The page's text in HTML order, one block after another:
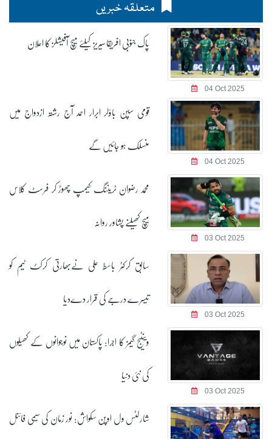
متعلقہ خبریں
04 Oct 2025
پاک جنوبی افریقا سیریز کیلئے میچ آفیشلز کا اعلان
04 Oct 2025
قومی سپن باؤلر ابرار احمد آج رشتہ ازدواج میں
منسلک ہو جائیں گے
03 Oct 2025
محمد رضوان ٹریننگ کیمپ چھوڑ کر فرسٹ کلاس
میچ کھیلنے پشاور روانہ
03 Oct 2025
سابق کرکٹر باسط علی نےبھارتی کرکٹ ٹیم کو
تیسرے درجے کی قرار دےدیا
03 Oct 2025
وینٹیج گیمز کا اجرا: پاکستان میں نوجوانوں کے کھیلوں
کی نئی دنیا
شارلٹس ول اوپن سکواش: نور زمان کی سیمی فائنل